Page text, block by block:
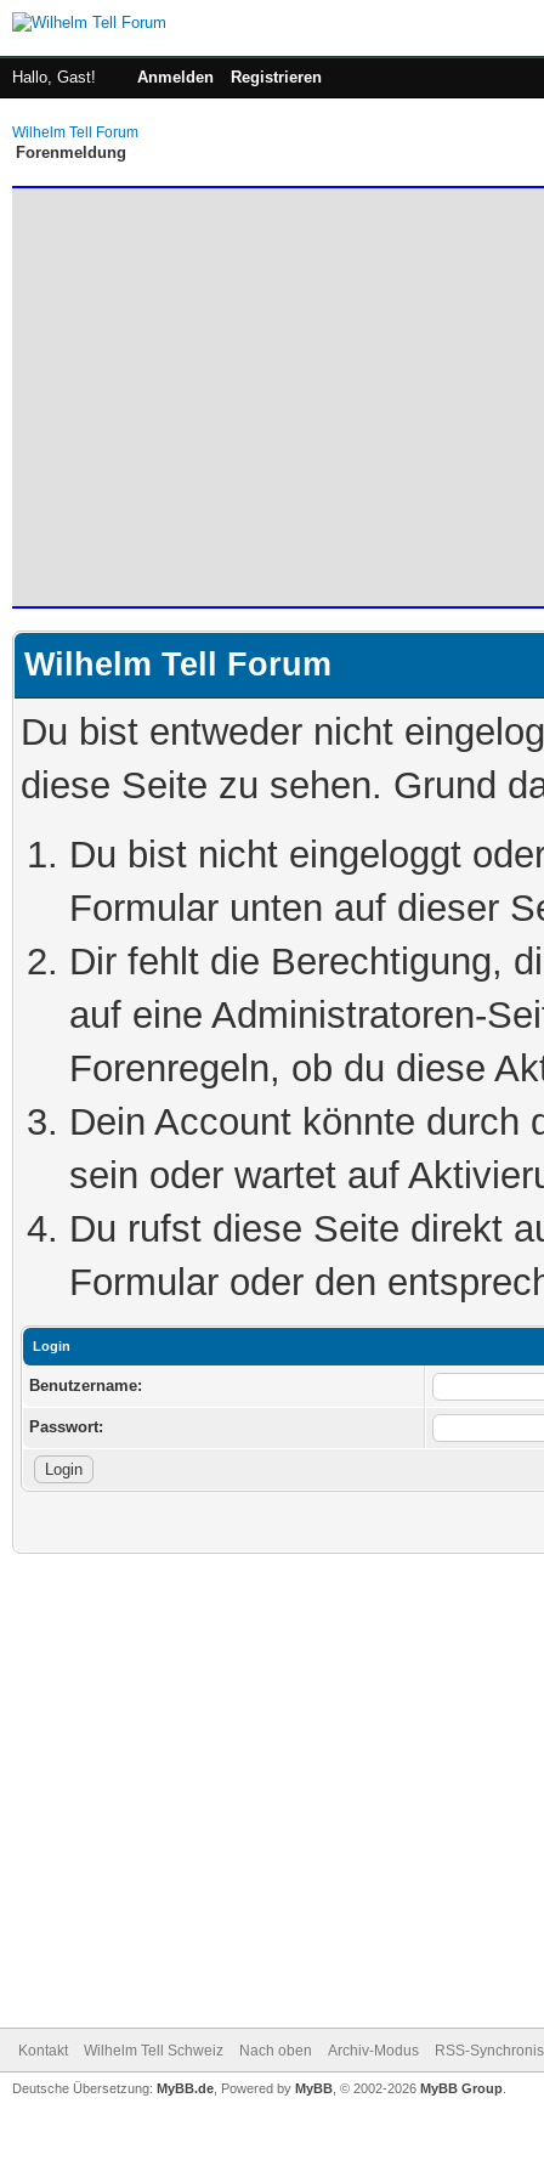
Hallo, Gast! Anmelden Registrieren
Wilhelm Tell Forum
Forenmeldung
Wilhelm Tell Forum
Du bist entweder nicht
diese Seite zu sehen. Grund
Du bist nicht eingeloggt
Formular unten auf dieser
Dir fehlt die Berechtigung,
auf eine Administratoren-
Forenregeln, ob du diese
Dein Account könnte durch
sein oder wartet auf
Du rufst diese Seite direkt
Formular oder den
Login
Benutzername:
Passwort:
Kontakt Wilhelm Tell Schweiz Nach oben Archiv-Modus RSS-
Deutsche Übersetzung: MyBB.de , Powered by MyBB , © 2002-2026 MyBB Group